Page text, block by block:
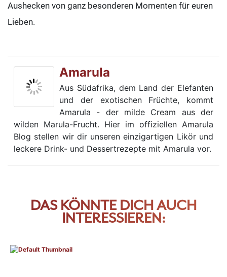
Aushecken von ganz besonderen Momenten für euren
Lieben.
Amarula
Aus Südafrika, dem Land der Elefanten
und der exotischen Früchte, kommt
Amarula - der milde Cream aus der
wilden Marula-Frucht. Hier im offiziellen Amarula
Blog stellen wir dir unseren einzigartigen Likör und
leckere Drink- und Dessertrezepte mit Amarula vor.
DAS KÖNNTE DICH AUCH
INTERESSIEREN: